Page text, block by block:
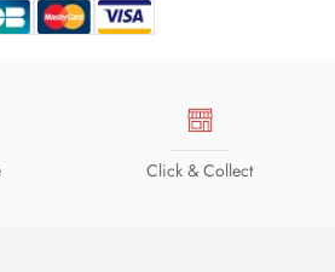
Click & Collect